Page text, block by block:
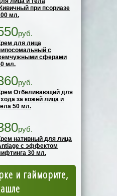
при псориазе
мл.
руб.
для лица
с
сферами
мл.
руб.
Отбеливающий для
за кожей лица и
50 мл.
руб.
нативный для лица
с эффектом
30 мл.
и гайморите,